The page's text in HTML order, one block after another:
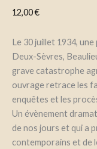
12,00€
Le 30 juillet 1934,
Deux-Sèvres,
grave catastrophe
ouvrage retrace les
enquêtes et les
Un évènement
de nos jours et qui a
contemporains et de